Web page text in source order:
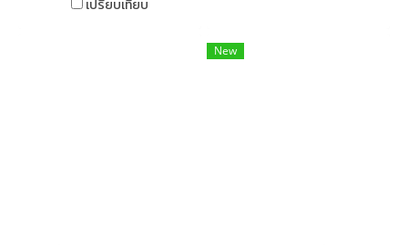
เย็นเร็วและคงที่ ช่วยให้คุณ
เปรียบเทียบ
New